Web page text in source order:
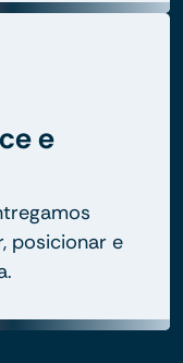
e
posicionar e